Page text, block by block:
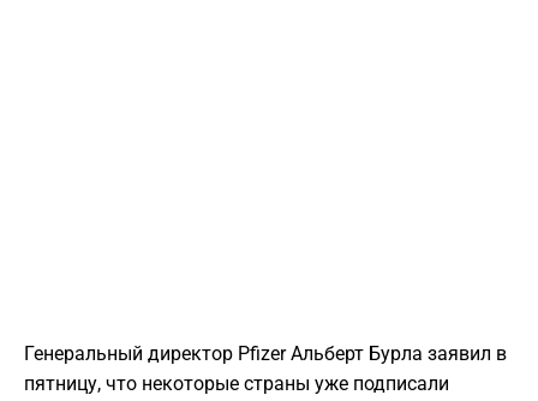
Генеральный директор Pfizer Альберт Бурла заявил в
пятницу, что некоторые страны уже подписали